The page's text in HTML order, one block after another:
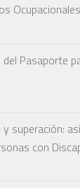
Pasaporte
superación:
con